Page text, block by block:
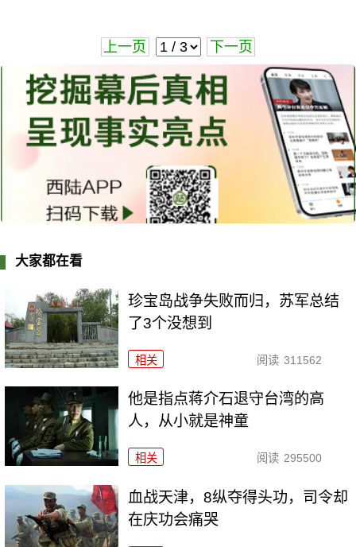
上一页 下一页
大家都在看
珍宝岛战争失败而归，苏军总结
了3个没想到
相关 阅读 311562
他是指点蒋介石退守台湾的高
人，从小就是神童
相关 阅读 295500
血战天津，8纵夺得头功，司令却
在庆功会痛哭